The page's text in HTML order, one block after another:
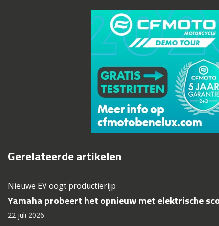
Gerelateerde artikelen
Nieuwe EV oogt productierijp
Yamaha probeert het opnieuw met elektrische
22 juli 2026